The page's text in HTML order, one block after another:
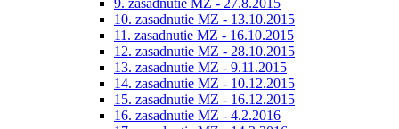
9. zasadnutie MZ - 27.8.2015
10. zasadnutie MZ - 13.10.2015
11. zasadnutie MZ - 16.10.2015
12. zasadnutie MZ - 28.10.2015
13. zasadnutie MZ - 9.11.2015
14. zasadnutie MZ - 10.12.2015
15. zasadnutie MZ - 16.12.2015
16. zasadnutie MZ - 4.2.2016